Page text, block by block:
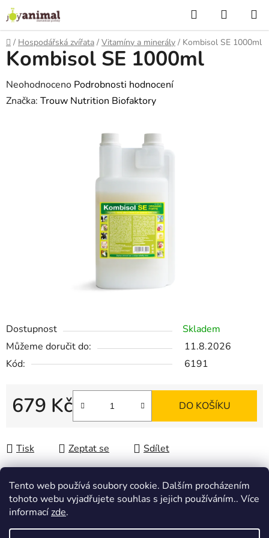
Tento web používá soubory cookie. Dalším procházením
tohoto webu vyjadřujete souhlas s jejich používáním.. Více
informacízde.
Přejít
na
obsah
Hledat
KOŠÍK
Domů
/ Hospodářská zvířata / Vitamíny a minerály / Kombisol SE 1000ml
Dostupnost
Skladem
Můžeme doručit do:
11.8.2026
Kód:
6191
679 Kč DO KOŠÍKU
Tisk Zeptat se Sdílet
Kombisol SE 1000ml
Průměrné
hodnocení
Neohodnoceno Podrobnosti hodnocení
Značka: Trouw Nutrition Biofaktory
Popis